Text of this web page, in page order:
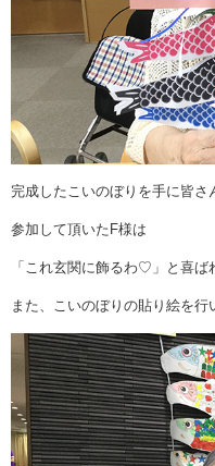
完成したこいのぼりを手に皆
参加して頂いたF様は
「これ玄関に飾るわ♡」と喜ば
また、こいのぼりの貼り絵を行